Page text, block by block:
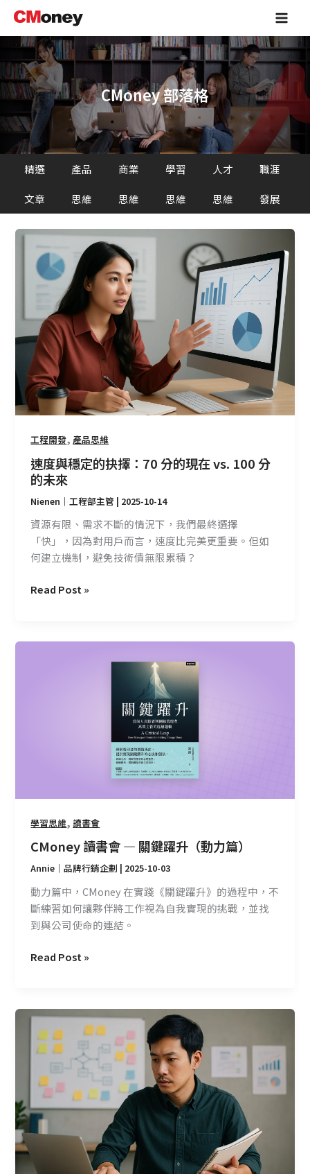
主
容
Main
CMoney 部落格
精選
文章
產品
思維
商業
思維
學習
思維
人才
思維
職涯
發展
工程開發, 產品思維
速度與穩定的抉擇：70 分的現在 vs. 100 分
的未來
Nienen｜工程部主管 | 2025-10-14
資源有限、需求不斷的情況下，我們最終選擇
「快」，因為對用戶而言，速度比完美更重要。但如
何建立機制，避免技術債無限累積？
速
度
與
的
抉
擇：
70
分
的
現
在
100
分
的
未
來
Read Post »
學習思維,讀書會
CMoney 讀書會 — 關鍵躍升（動力篇）
Annie｜品牌行銷企劃 | 2025-10-03
動力篇中，CMoney 在實踐《關鍵躍升》的過程中，不
斷練習如何讓夥伴將工作視為自我實現的挑戰，並找
到與公司使命的連結。
（動
篇）
Read Post »
別
怕
技
債：
CMoney
如
何
「可